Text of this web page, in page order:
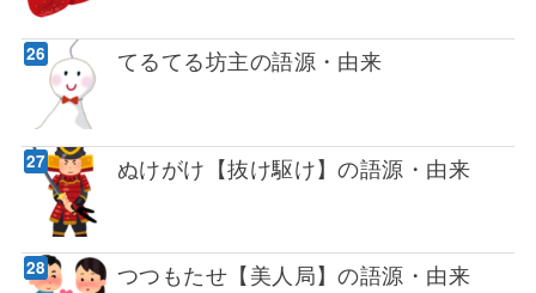
てるてる坊主の語源・由来
ぬけがけ【抜け駆け】の語源・由来
つつもたせ【美人局】の語源・由来